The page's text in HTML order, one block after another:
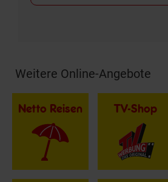
Fußzeile
Weitere Online-Angebote
Netto Reisen TV-Shop